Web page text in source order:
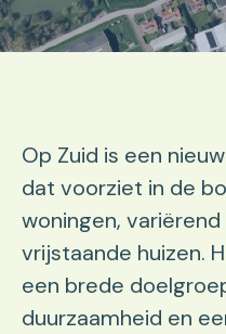
Op Zuid is een
dat voorziet in de
woningen,
vrijstaande huizen.
een brede
duurzaamheid en